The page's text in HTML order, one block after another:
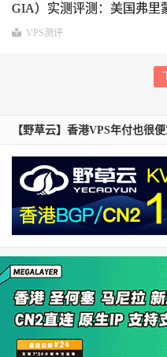
GIA）实测评测：美国弗里
网延迟与路由深度分析
VPS测评
【野草云】香港VPS年付也很